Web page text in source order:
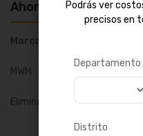
Ahora comprando por
Marca
MWM
Eliminar todo
Podrás ver
precisos en
Departamento
Distrito